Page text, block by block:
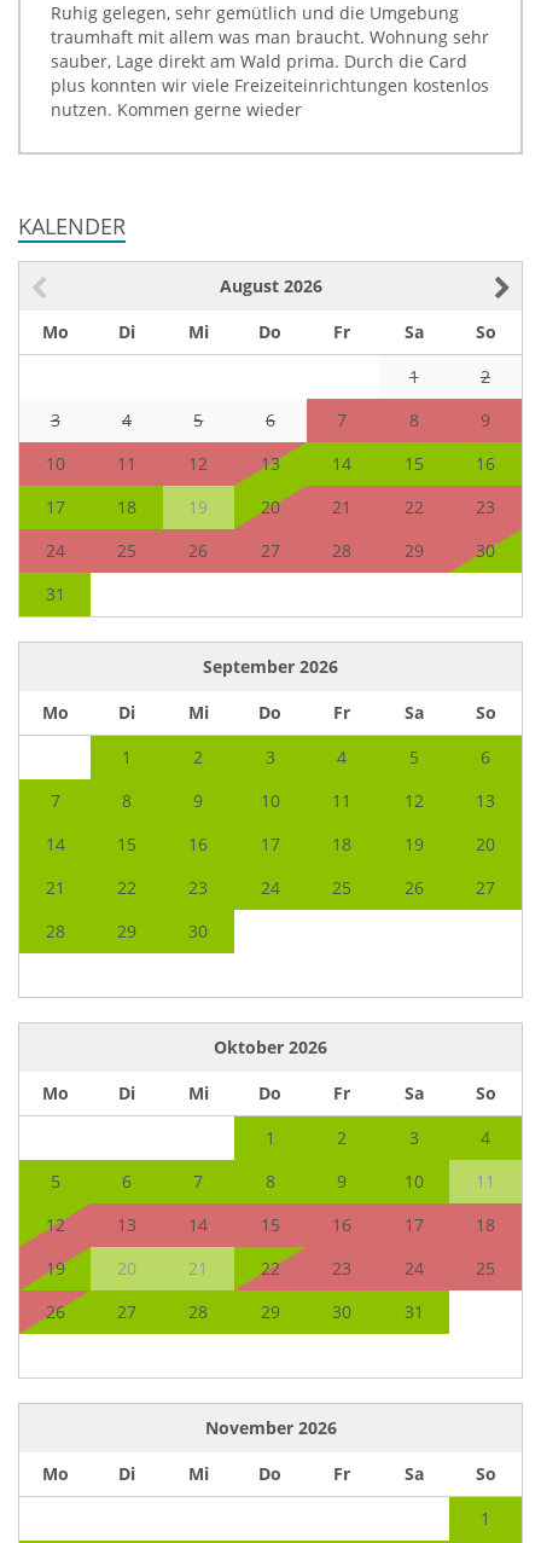
Ruhig gelegen, sehr gemütlich und die Umgebung
traumhaft mit allem was man braucht. Wohnung sehr
sauber, Lage direkt am Wald prima. Durch die Card
plus konnten wir viele Freizeiteinrichtungen kostenlos
nutzen. Kommen gerne wieder
KALENDER
August 2026
Mo
Di Mi Do Fr Sa
So
1
2
3
4 5 6 7 8
9
10
11 12 13 14 15
16
17
18 19 20 21 22
23
24
25 26 27 28 29
30
31
September 2026
Mo
Di Mi Do Fr Sa
So
1
2 3 4 5
6
7
8 9 10 11 12
13
14
15 16 17 18 19
20
21
22 23 24 25 26
27
28
29 30
Oktober 2026
Mo
Di Mi Do Fr Sa
So
1
2 3
4
5
6 7 8 9 10
11
12
13 14 15 16 17
18
19
20 21 22 23 24
25
26
27 28 29 30 31
November 2026
Mo
Di Mi Do Fr Sa
So
1